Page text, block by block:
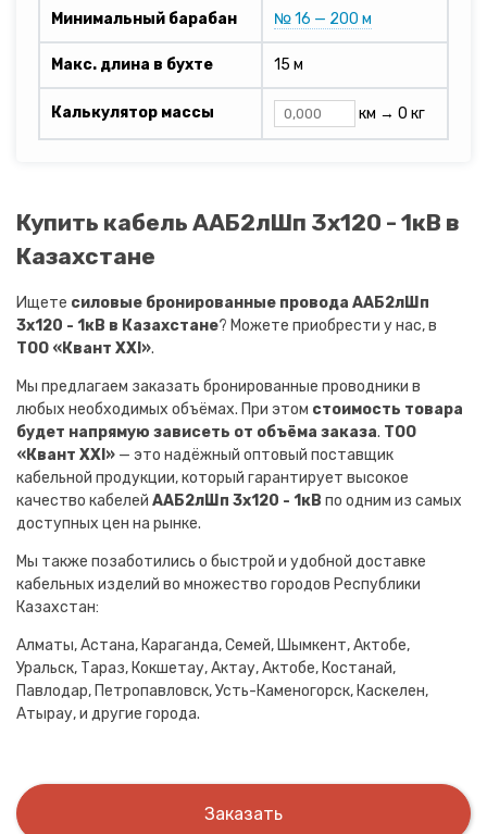
Минимальный барабан № 16 — 200 м
Макс. длина в бухте 15 м
Калькулятор массы км → 0 кг
Купить кабель ААБ2лШп 3х120 - 1кВ в
Казахстане
Ищете силовые бронированные провода ААБ2лШп
3х120 - 1кВ в Казахстане? Можете приобрести у нас, в
ТОО «Квант XXI».
Мы предлагаем заказать бронированные проводники в
любых необходимых объёмах. При этом стоимость товара
будет напрямую зависеть от объёма заказа. ТОО
«Квант XXI» — это надёжный оптовый поставщик
кабельной продукции, который гарантирует высокое
качество кабелей ААБ2лШп 3х120 - 1кВ по одним из самых
доступных цен на рынке.
Мы также позаботились о быстрой и удобной доставке
кабельных изделий во множество городов Республики
Казахстан:
Алматы, Астана, Караганда, Семей, Шымкент, Актобе,
Уральск, Тараз, Кокшетау, Актау, Актобе, Костанай,
Павлодар, Петропавловск, Усть-Каменогорск, Каскелен,
Атырау, и другие города.
Заказать